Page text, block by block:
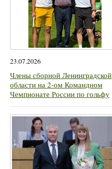
23.07.2026
Члены сборной Ленинградской
области на 2-ом Командном
Чемпионате России по гольфу